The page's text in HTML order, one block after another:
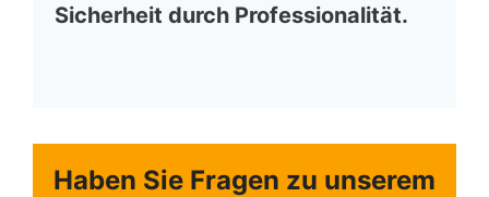
Sicherheit durch Professionalität.
Haben Sie Fragen zu unserem